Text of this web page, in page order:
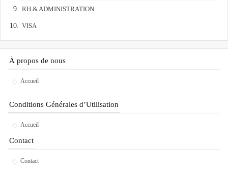
RH & ADMINISTRATION
VISA
À propos de nous
Accueil
Conditions Générales d’Utilisation
Accueil
Contact
Contact